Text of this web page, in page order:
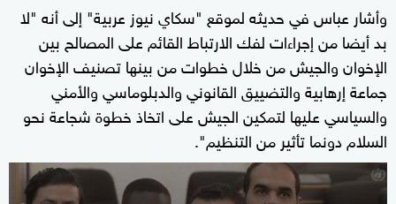
وأشار عباس في حديثه لموقع "سكاي نيوز عربية" إلى أنه "لا
بد أيضا من إجراءات لفك الارتباط القائم على المصالح بين
الإخوان والجيش من خلال خطوات من بينها تصنيف الإخوان
جماعة إرهابية والتضييق القانوني والدبلوماسي والأمني
والسياسي عليها لتمكين الجيش على اتخاذ خطوة شجاعة نحو
السلام دونما تأثير من التنظيم".
seconds